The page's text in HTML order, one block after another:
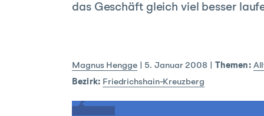
das Geschäft gleich viel besser
Magnus Hengge| 5. Januar 2008 Themen:
Bezirk: Friedrichshain-Kreuzberg